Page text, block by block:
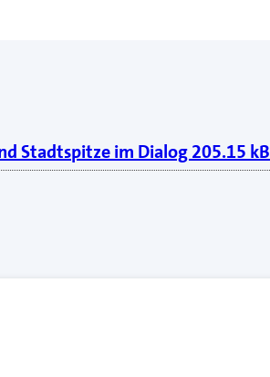
Stadtspitze im Dialog 205.15 kB